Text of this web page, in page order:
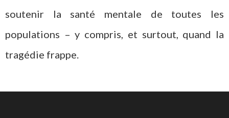
soutenir la santé mentale de toutes les
populations – y compris, et surtout, quand la
tragédie frappe.